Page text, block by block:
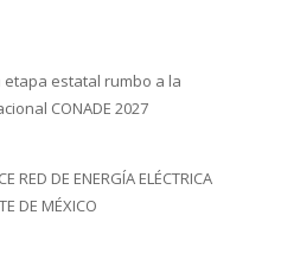
etapa estatal rumbo a la
CONADE 2027
RED DE ENERGÍA ELÉCTRICA
DE MÉXICO